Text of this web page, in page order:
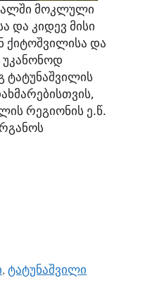
მოკლული
და კიდევ მისი
ქიტოშვილისა და
უკანონოდ
ტატუნაშვილის
რეგიონის ე.წ.
,ტატუნაშვილი